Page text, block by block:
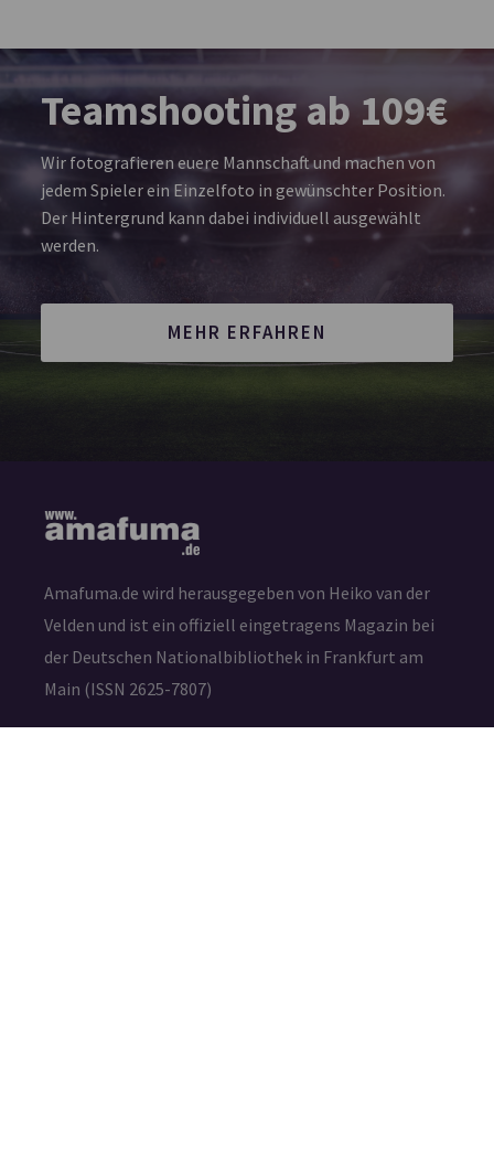
Teamshooting ab 109€
Wir fotografieren euere Mannschaft und machen von
jedem Spieler ein Einzelfoto in gewünschter Position.
Der Hintergrund kann dabei individuell ausgewählt
werden.
MEHR ERFAHREN
Amafuma.de wird herausgegeben von Heiko van der
Velden und ist ein offiziell eingetragens Magazin bei
der Deutschen Nationalbibliothek in Frankfurt am
Main (ISSN 2625-7807)